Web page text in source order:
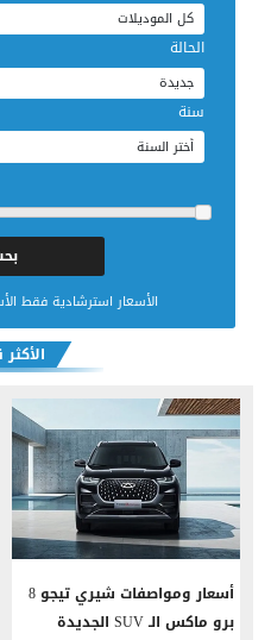
كل الموديلات
الحالة
جديدة
سنة
أختر السنة
الأسعار استرشادية فقط
أسعار ومواصفات شيري تيجو 8
برو ماكس الـ SUV الجديدة